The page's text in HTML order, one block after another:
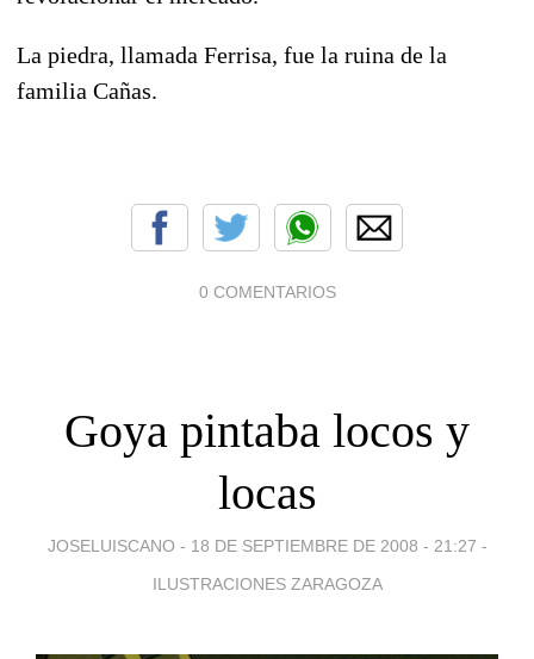
La piedra, llamada Ferrisa, fue la ruina de la
familia Cañas.
0 COMENTARIOS
Goya pintaba locos y
locas
JOSELUISCANO - 18 DE SEPTIEMBRE DE 2008 - 21:27 -
ILUSTRACIONES ZARAGOZA